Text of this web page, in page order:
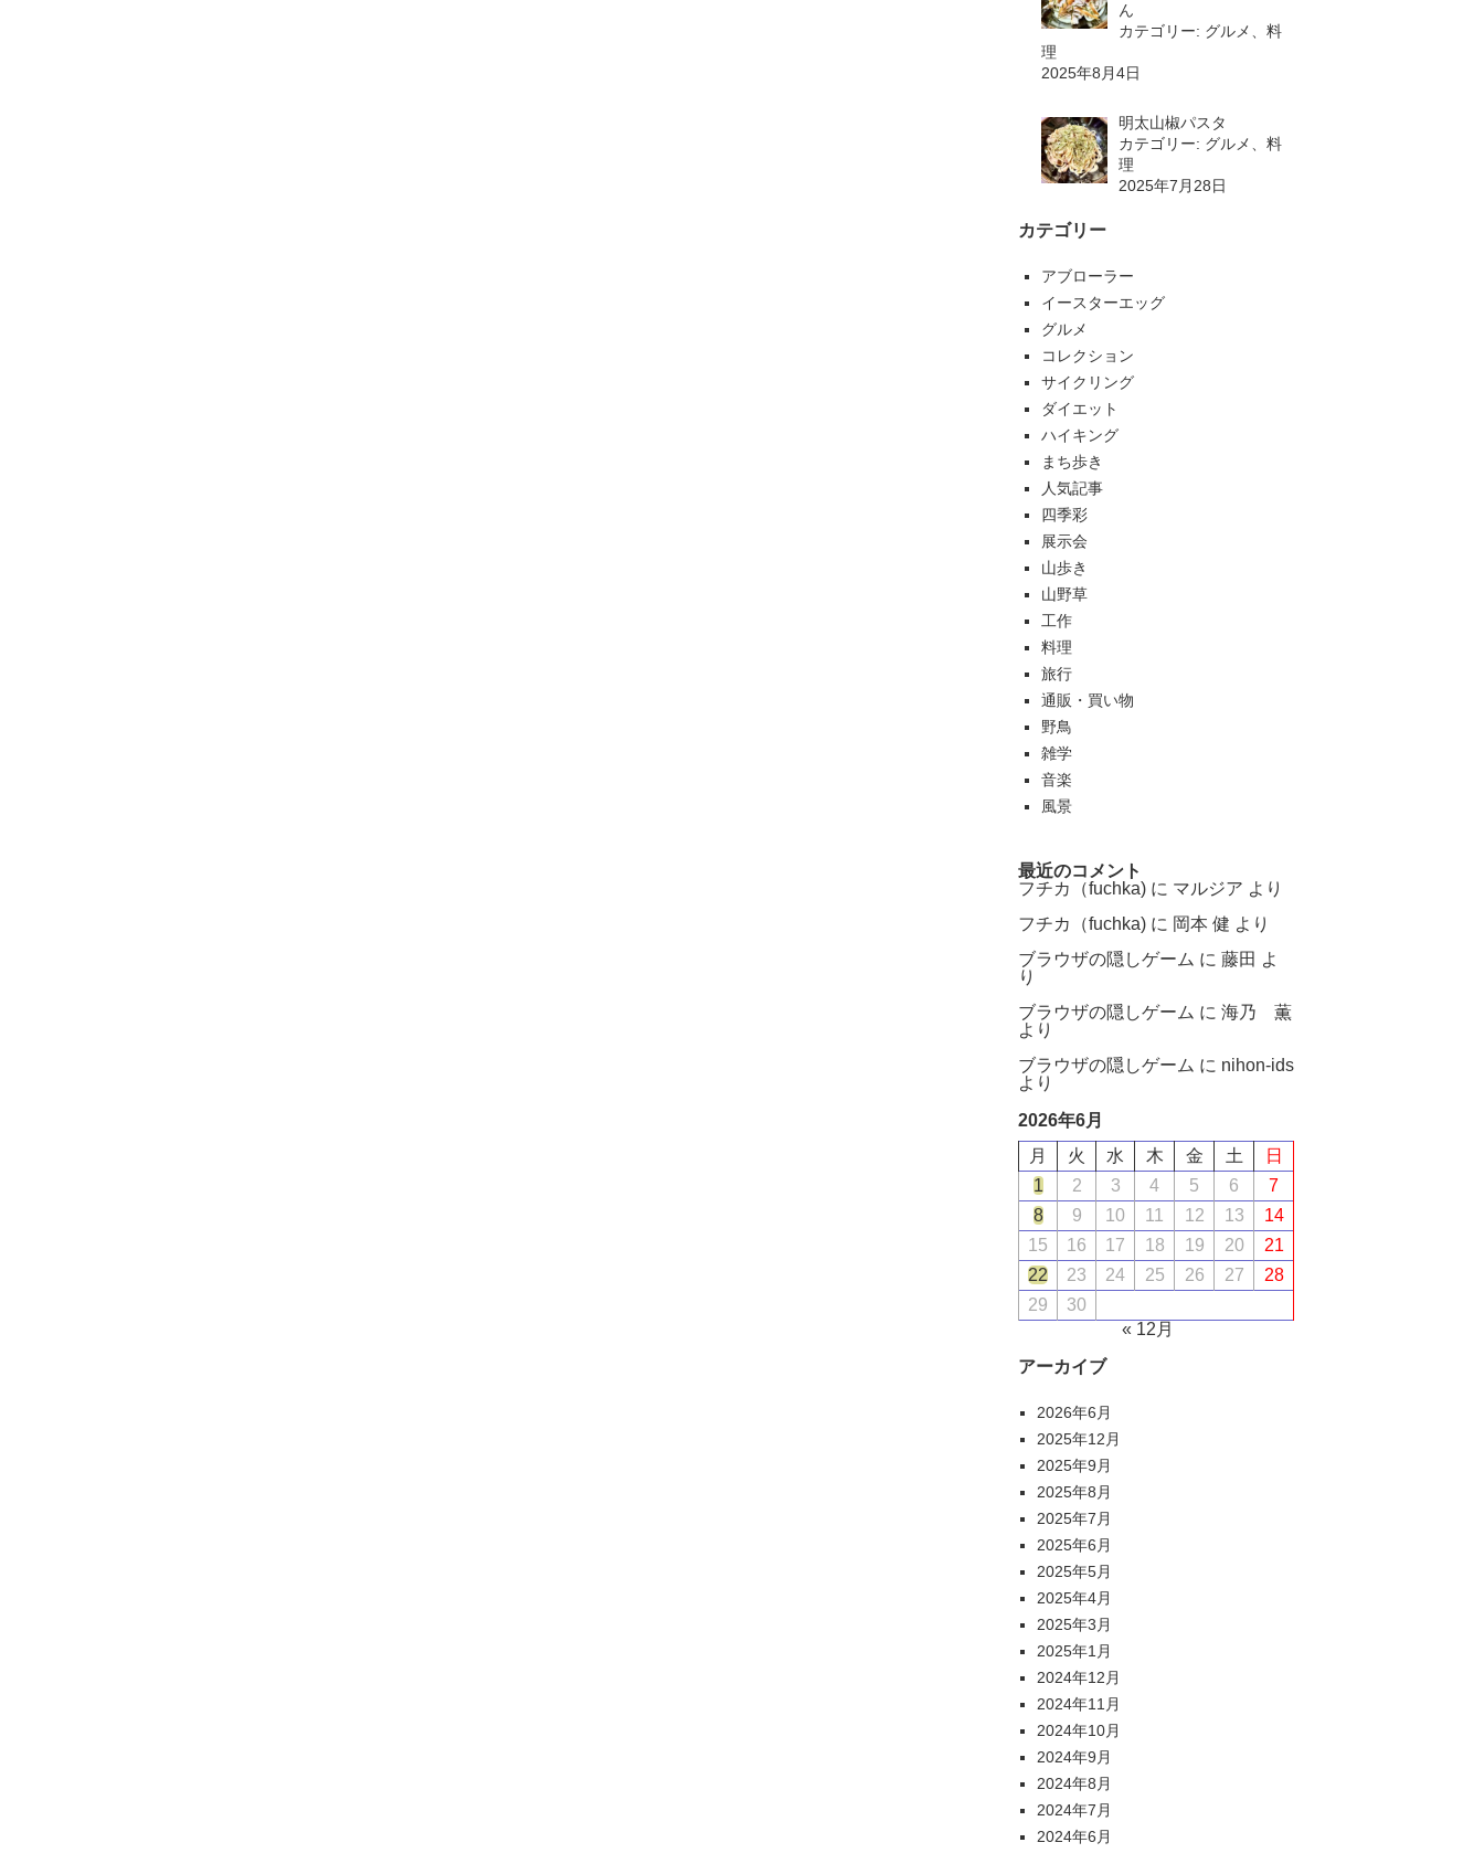
ん
カテゴリー: グルメ、料
理
2025年8月4日
明太山椒パスタ
カテゴリー: グルメ、料
理
2025年7月28日
カテゴリー
アブローラー
イースターエッグ
グルメ
コレクション
サイクリング
ダイエット
ハイキング
まち歩き
人気記事
四季彩
展示会
山歩き
山野草
工作
料理
旅行
通販・買い物
野鳥
雑学
音楽
風景
最近のコメント
フチカ（fuchka) に マルジア より
フチカ（fuchka) に 岡本 健 より
ブラウザの隠しゲーム に 藤田 よ
り
ブラウザの隠しゲーム に 海乃 薫
より
ブラウザの隠しゲーム に nihon-ids
より
2026年6月
月
火 水 木 金 土
日
1
2 3 4 5 6
7
8
9 10 11 12 13
14
15
16 17 18 19 20
21
22
23 24 25 26 27
28
29
30
« 12月
アーカイブ
2026年6月
2025年12月
2025年9月
2025年8月
2025年7月
2025年6月
2025年5月
2025年4月
2025年3月
2025年1月
2024年12月
2024年11月
2024年10月
2024年9月
2024年8月
2024年7月
2024年6月